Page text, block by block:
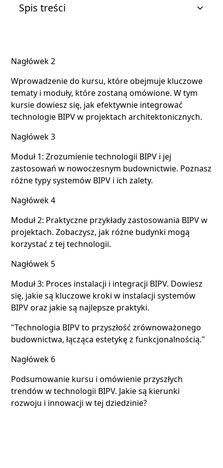
Spis treści
Nagłówek 3
Nagłówek 4
Nagłówek 2
Wprowadzenie do kursu, które obejmuje kluczowe
tematy i moduły, które zostaną omówione. W tym
kursie dowiesz się, jak efektywnie integrować
technologie BIPV w projektach architektonicznych.
Nagłówek 3
Moduł 1: Zrozumienie technologii BIPV i jej
zastosowań w nowoczesnym budownictwie. Poznasz
różne typy systemów BIPV i ich zalety.
Nagłówek 4
Moduł 2: Praktyczne przykłady zastosowania BIPV w
projektach. Zobaczysz, jak różne budynki mogą
korzystać z tej technologii.
Nagłówek 5
Moduł 3: Proces instalacji i integracji BIPV. Dowiesz
się, jakie są kluczowe kroki w instalacji systemów
BIPV oraz jakie są najlepsze praktyki.
"Technologia BIPV to przyszłość zrównoważonego
budownictwa, łącząca estetykę z funkcjonalnością."
Nagłówek 6
Podsumowanie kursu i omówienie przyszłych
trendów w technologii BIPV. Jakie są kierunki
rozwoju i innowacji w tej dziedzinie?